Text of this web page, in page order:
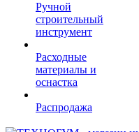
Ручной
строительный
инструмент
Расходные
материалы и
оснастка
Распродажа